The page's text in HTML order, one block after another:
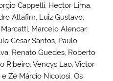
Cappelli, Hector Lima,
Altafim, Luiz Gustavo,
Marcelo Alencar,
César Santos, Paulo
Renato Guedes, Roberto
Ribeiro, Vencys Lao, Victor
Zé Márcio Nicolosi. Os